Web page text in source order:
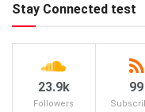
Stay Connected test
23.9k
Followers
99